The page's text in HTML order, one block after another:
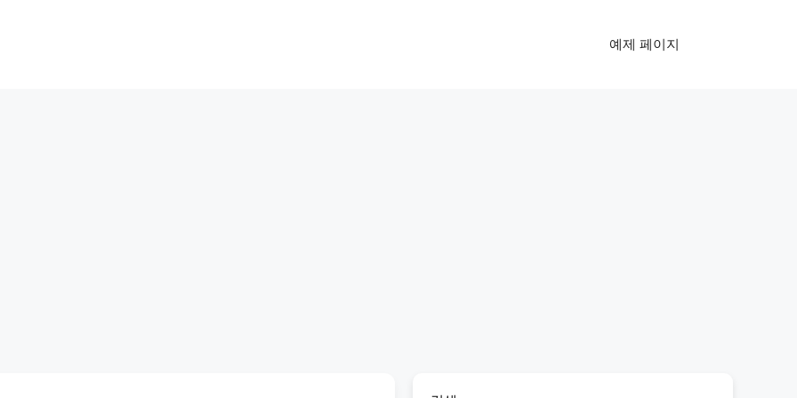
예제 페이지